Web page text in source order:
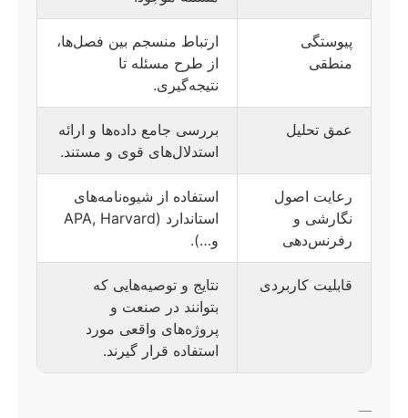
پیوستگی
منطقی
ارتباط منسجم بین فصل‌ها،
از طرح مسئله تا
نتیجه‌گیری.
عمق تحلیل
بررسی جامع داده‌ها و ارائه
استدلال‌های قوی و مستند.
رعایت اصول
نگارشی و
رفرنس‌دهی
استفاده از شیوه‌نامه‌های
استاندارد (APA, Harvard
و…).
قابلیت کاربردی
نتایج و توصیه‌هایی که
بتوانند در صنعت و
پروژه‌های واقعی مورد
استفاده قرار گیرند.
—